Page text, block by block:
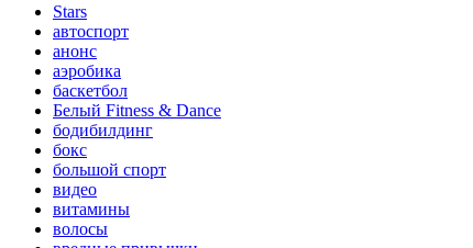
Stars
автоспорт
анонс
аэробика
баскетбол
Белый Fitness & Dance
бодибилдинг
бокс
большой спорт
видео
витамины
волосы